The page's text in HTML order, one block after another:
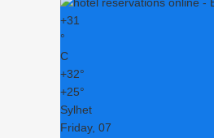
+31
°
C
+32°
+25°
Sylhet
Friday, 07